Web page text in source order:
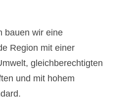
bauen wir eine
Region mit einer
gleichberechtigten
und mit hohem